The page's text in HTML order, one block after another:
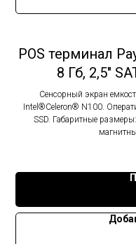
POS терминал
8 Гб, 2,5"
Сенсорный экран
Intel®Celeron® N100.
SSD. Габаритные